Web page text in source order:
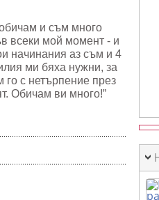
и съм много
всеки мой момент - и
начинания аз съм и 4
ми бяха нужни, за
с нетърпение през
Обичам ви много!”